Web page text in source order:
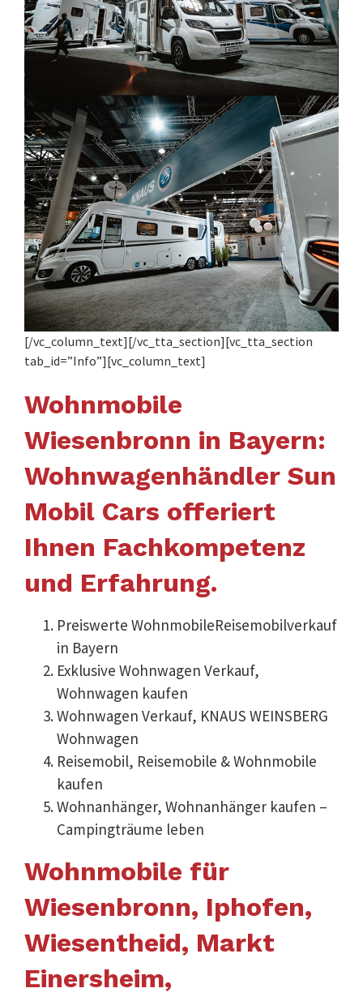
[/vc_column_text][/vc_tta_section][vc_tta_section
tab_id=”Info”][vc_column_text]
Wohnmobile
Wiesenbronn in Bayern:
Wohnwagenhändler Sun
Mobil Cars offeriert
Ihnen Fachkompetenz
und Erfahrung.
Preiswerte WohnmobileReisemobilverkauf
in Bayern
Exklusive Wohnwagen Verkauf,
Wohnwagen kaufen
Wohnwagen Verkauf, KNAUS WEINSBERG
Wohnwagen
Reisemobil, Reisemobile & Wohnmobile
kaufen
Wohnanhänger, Wohnanhänger kaufen –
Campingträume leben
Wohnmobile für
Wiesenbronn, Iphofen,
Wiesentheid, Markt
Einersheim,